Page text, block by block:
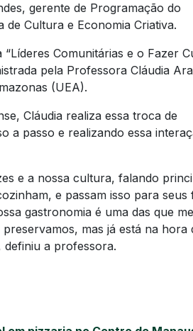
gerente de Programação do
de Cultura e Economia Criativa.
Comunitárias e o Fazer
pela Professora Cláudia
(UEA).
Cláudia realiza essa troca de
a passo e realizando essa
e a nossa cultura, falando
e passam isso para seus
gastronomia é uma das que
mas já está na hora
definiu a professora.